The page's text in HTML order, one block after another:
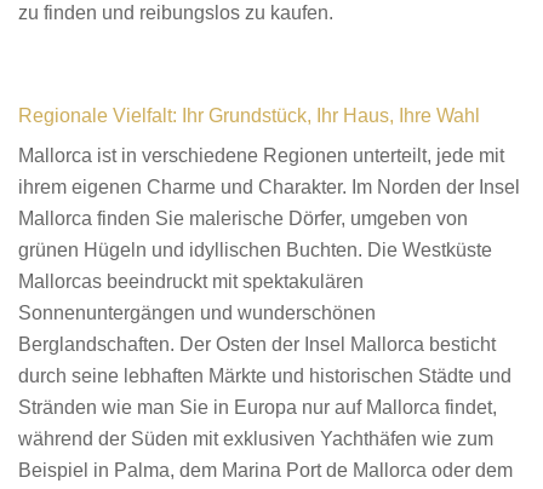
zu finden und reibungslos zu kaufen.
Regionale Vielfalt: Ihr Grundstück, Ihr Haus, Ihre Wahl
Mallorca ist in verschiedene Regionen unterteilt, jede mit
ihrem eigenen Charme und Charakter. Im Norden der Insel
Mallorca finden Sie malerische Dörfer, umgeben von
grünen Hügeln und idyllischen Buchten. Die Westküste
Mallorcas beeindruckt mit spektakulären
Sonnenuntergängen und wunderschönen
Berglandschaften. Der Osten der Insel Mallorca besticht
durch seine lebhaften Märkte und historischen Städte und
Stränden wie man Sie in Europa nur auf Mallorca findet,
während der Süden mit exklusiven Yachthäfen wie zum
Beispiel in Palma, dem Marina Port de Mallorca oder dem